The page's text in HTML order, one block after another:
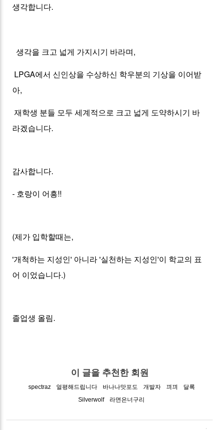
생각합니다.
생각을 크고 넓게 가지시기 바라며,
LPGA에서 신인상을 수상하신 학우분의 기상을 이어받
아,
재학생 분들 모두 세계적으로 크고 넓게 도약하시기 바
라겠습니다.
감사합니다.
- 호랑이 어흥!!
(제가 입학할때는,
'개척하는 지성인' 아니라 '실천하는 지성인'이 학교의 표
어 이었습니다.)
졸업생 올림.
이 글을 추천한 회원
spectraz 얼평해드립니다 바나나맛포도 개발자 끠끠
달록
Silverwolf
라면은너구리